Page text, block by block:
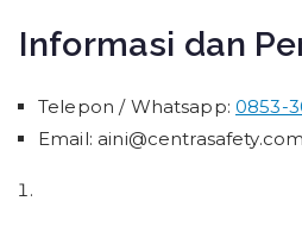
Informasi dan
Telepon / Whatsapp: 0853-
Email: aini@centrasafety.com